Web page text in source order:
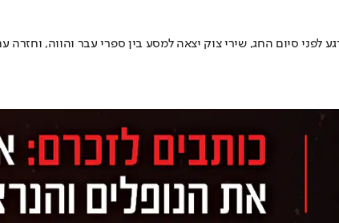
לפני סיום החג, שירי צוק יצאה למסע בין ספרי עבר והווה, וחזרה